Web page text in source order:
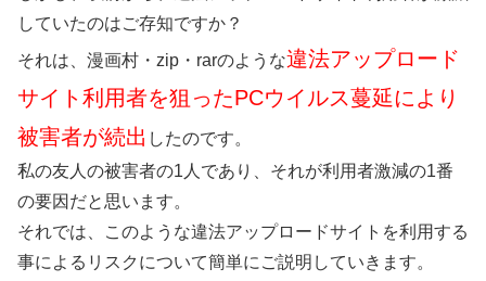
していたのはご存知ですか？
それは、漫画村・zip・rarのような違法アップロード
サイト利用者を狙ったPCウイルス蔓延により
被害者が続出 したのです。
私の友人の被害者の1人であり、それが利用者激減の1番
の要因だと思います。
それでは、このような違法アップロードサイトを利用する
事によるリスクについて簡単にご説明していきます。